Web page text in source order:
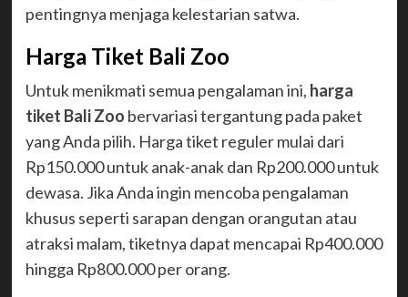
pentingnya menjaga kelestarian satwa.
Harga Tiket Bali Zoo
Untuk menikmati semua pengalaman ini, harga
tiket Bali Zoo bervariasi tergantung pada paket
yang Anda pilih. Harga tiket reguler mulai dari
Rp150.000 untuk anak-anak dan Rp200.000 untuk
dewasa. Jika Anda ingin mencoba pengalaman
khusus seperti sarapan dengan orangutan atau
atraksi malam, tiketnya dapat mencapai Rp400.000
hingga Rp800.000 per orang.